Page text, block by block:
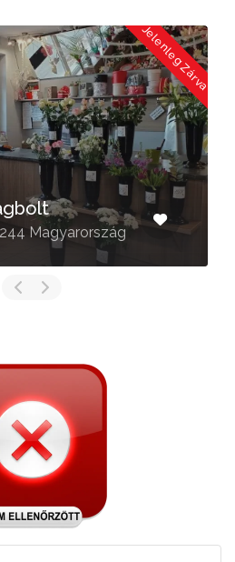
Virágék Virágboltja
Nyírbátor, Szentvér u. 15, 4300
Magyarország